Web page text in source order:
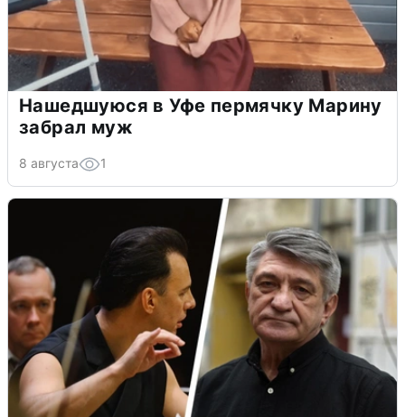
Нашедшуюся в Уфе пермячку Марину
забрал муж
8 августа 1